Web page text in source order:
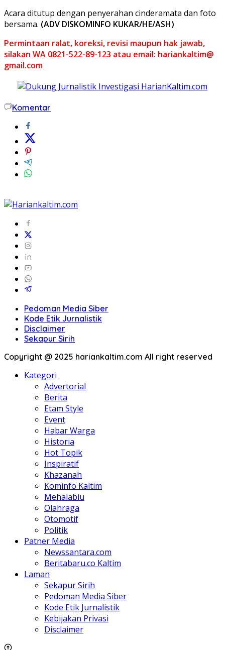
Acara ditutup dengan penyerahan cinderamata dan foto
bersama. (ADV DISKOMINFO KUKAR/HE/ASH)
Permintaan ralat, koreksi, revisi maupun hak jawab,
silakan WA 0821-522-89-123 atau email: hariankaltim@
gmail.com
Komentar
Pedoman Media Siber
Kode Etik Jurnalistik
Disclaimer
Sekapur Sirih
Copyright @ 2025 hariankaltim.com All right reserved
Kategori
Advertorial
Berita
Etam Style
Event
Habar Warga
Historia
Hot Topik
Inspiratif
Khazanah
Kominfo Kaltim
Mehalabiu
Olahraga
Otomotif
Politik
Patner Media
Newssantara.com
Beritabaru.co Kaltim
Laman
Sekapur Sirih
Pedoman Media Siber
Kode Etik Jurnalistik
Kebijakan Privasi
Disclaimer